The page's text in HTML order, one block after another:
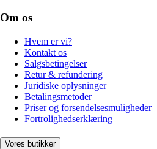
Om os
Hvem er vi?
Kontakt os
Salgsbetingelser
Retur & refundering
Juridiske oplysninger
Betalingsmetoder
Priser og forsendelsesmuligheder
Fortrolighedserklæring
Vores butikker